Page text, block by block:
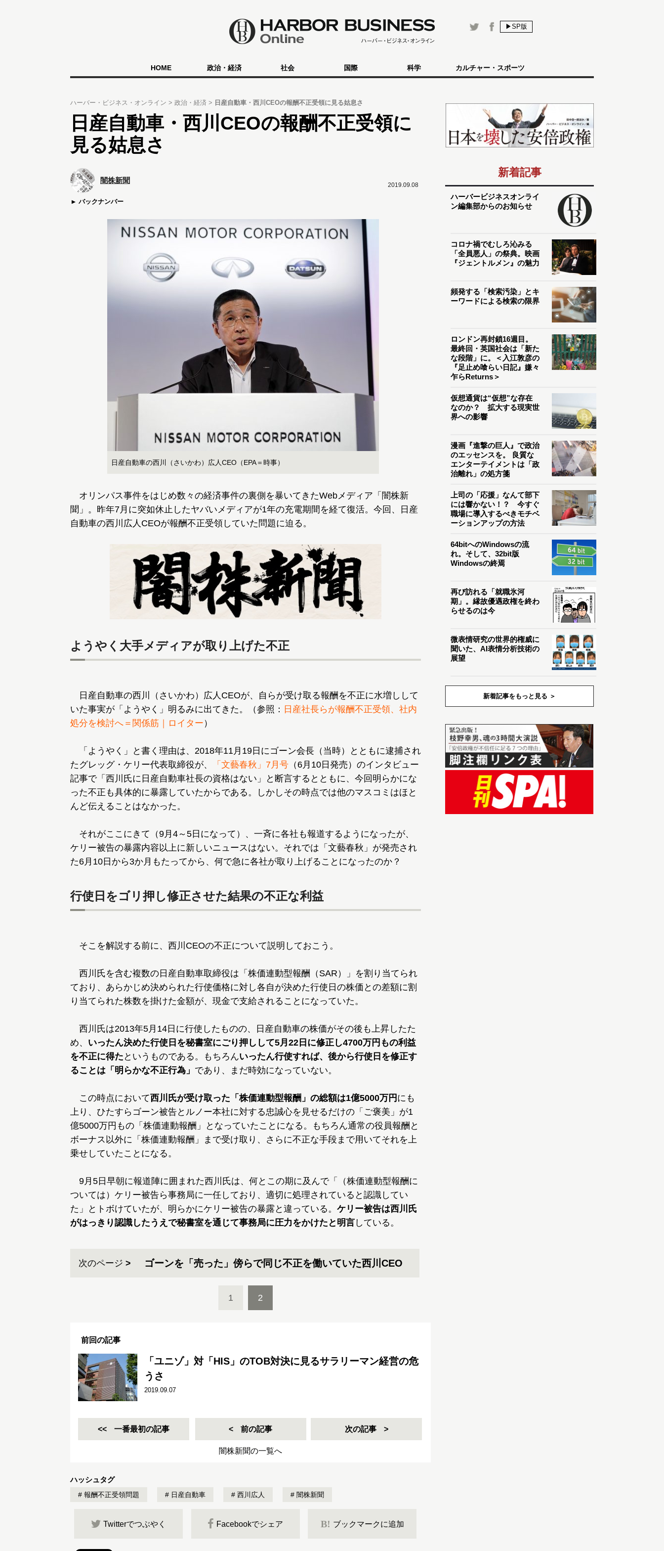
▶SP版
HOME 政治・経済 社会 国際 科学 カルチャー・スポーツ
ハーバー・ビジネス・オンライン 政治・経済 日産自動車・西川CEOの報酬不正受領に見る姑息さ
日産自動車・西川CEOの報酬不正受領に
見る姑息さ
2019.09.08
闇株新聞
バックナンバー
日産自動車の西川（さいかわ）広人CEO（EPA＝時事）
オリンパス事件をはじめ数々の経済事件の裏側を暴いてきたWebメディア「闇株新
聞」。昨年7月に突如休止したヤバいメディアが1年の充電期間を経て復活。今回、日産
自動車の西川広人CEOが報酬不正受領していた問題に迫る。
ようやく大手メディアが取り上げた不正
日産自動車の西川（さいかわ）広人CEOが、自らが受け取る報酬を不正に水増しして
いた事実が「ようやく」明るみに出てきた。（参照： 日産社長らが報酬不正受領、社内
処分を検討へ＝関係筋｜ロイター ）
「ようやく」と書く理由は、2018年11月19日にゴーン会長（当時）とともに逮捕され
たグレッグ・ケリー代表取締役が、
「文藝春秋」7月号 （6月10日発売）のインタビュー
記事で「西川氏に日産自動車社長の資格はない」と断言するとともに、今回明らかにな
った不正も具体的に暴露していたからである。しかしその時点では他のマスコミはほと
んど伝えることはなかった。
それがここにきて（9月4～5日になって）、一斉に各社も報道するようになったが、
ケリー被告の暴露内容以上に新しいニュースはない。それでは「文藝春秋」が発売され
た6月10日から3か月もたってから、何で急に各社が取り上げることになったのか？
行使日をゴリ押し修正させた結果の不正な利益
そこを解説する前に、西川CEOの不正について説明しておこう。
西川氏を含む複数の日産自動車取締役は「株価連動型報酬（SAR）」を割り当てられ
ており、あらかじめ決められた行使価格に対し各自が決めた行使日の株価との差額に割
り当てられた株数を掛けた金額が、現金で支給されることになっていた。
西川氏は2013年5月14日に行使したものの、日産自動車の株価がその後も上昇したた
め、 いったん決めた行使日を秘書室にごり押しして5月22日に修正し4700万円もの利益
を不正に得た というものである。もちろんいったん行使すれば、後から行使日を修正す
ることは「明らかな不正行為」 であり、まだ時効になっていない。
この時点において西川氏が受け取った「株価連動型報酬」の総額は1億5000万円 にも
上り、ひたすらゴーン被告とルノー本社に対する忠誠心を見せるだけの「ご褒美」が1
億5000万円もの「株価連動報酬」となっていたことになる。もちろん通常の役員報酬と
ボーナス以外に「株価連動報酬」まで受け取り、さらに不正な手段まで用いてそれを上
乗せしていたことになる。
9月5日早朝に報道陣に囲まれた西川氏は、何とこの期に及んで「（株価連動型報酬に
ついては）ケリー被告ら事務局に一任しており、適切に処理されていると認識してい
た」とトボけていたが、明らかにケリー被告の暴露と違っている。 ケリー被告は西川氏
がはっきり認識したうえで秘書室を通じて事務局に圧力をかけたと明言 している。
次のページ ゴーンを「売った」傍らで同じ不正を働いていた西川CEO
1 2
前回の記事
「ユニゾ」対「HIS」のTOB対決に見るサラリーマン経営の危
うさ
2019.09.07
一番最初の記事 前の記事 次の記事
闇株新聞の一覧へ
ハッシュタグ
報酬不正受領問題 日産自動車 西川広人 闇株新聞
Twitterでつぶやく Facebookでシェア B! ブックマークに追加
新着記事
ハーバービジネスオンライ
ン編集部からのお知らせ
コロナ禍でむしろ沁みる
「全員悪人」の祭典。映画
『ジェントルメン』の魅力
頻発する「検索汚染」とキ
ーワードによる検索の限界
ロンドン再封鎖16週目。
最終回・英国社会は「新た
な段階」に。＜入江敦彦の
『足止め喰らい日記』嫌々
乍らReturns＞
仮想通貨は“仮想”な存在
なのか？ 拡大する現実世
界への影響
漫画『進撃の巨人』で政治
のエッセンスを。 良質な
エンターテイメントは「政
治離れ」の処方箋
上司の「応援」なんて部下
には響かない！？ 今すぐ
職場に導入するべきモチベ
ーションアップの方法
64bitへのWindowsの流
れ。そして、32bit版
Windowsの終焉
再び訪れる「就職氷河
期」。縁故優遇政権を終わ
らせるのは今
微表情研究の世界的権威に
聞いた、AI表情分析技術の
展望
新着記事をもっと見る